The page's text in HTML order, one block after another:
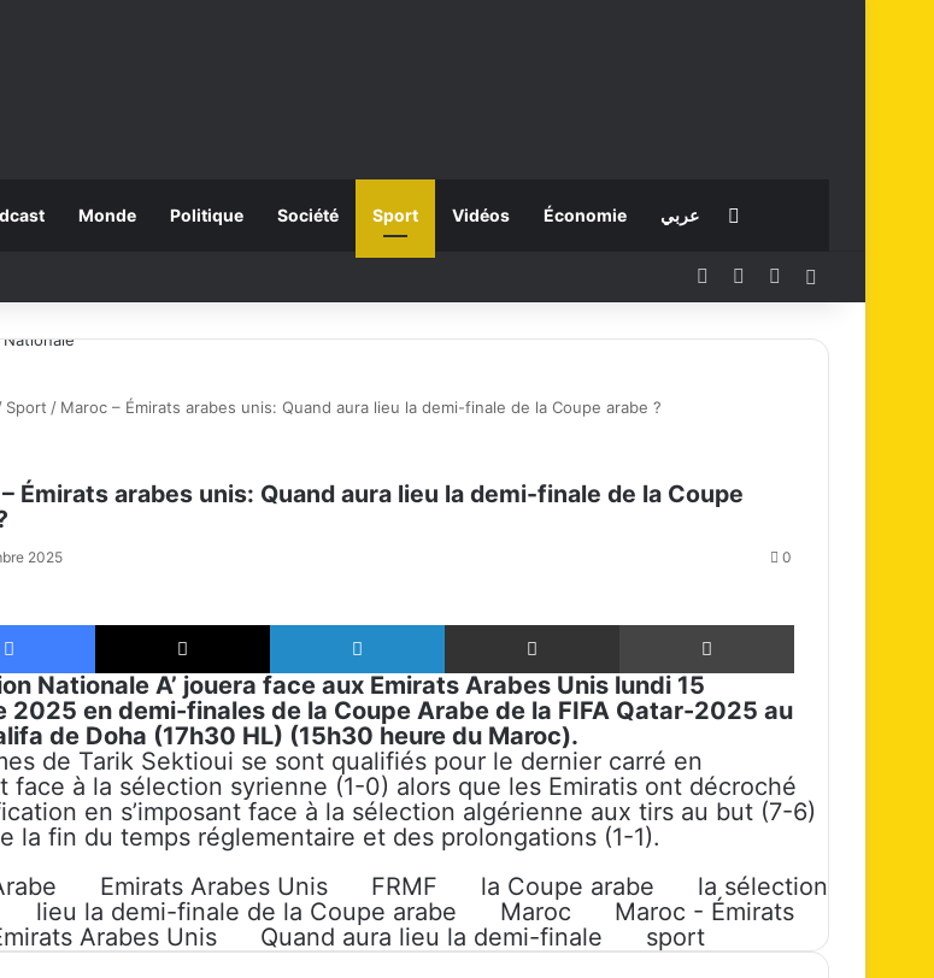
Monde Politique Société Sport Vidéos Économie عربي
Facebook Instagram
Sport / Maroc – Émirats arabes unis: Quand aura lieu la demi-finale de la Coupe arabe ?
Émirats arabes unis: Quand aura lieu la demi-finale de la Coupe
2025 0
Facebook X Linkedin Partager par email Imprimer
Nationale A’ jouera face aux Emirats Arabes Unis lundi 15
2025 en demi-finales de la Coupe Arabe de la FIFA Qatar-2025 au
de Doha (17h30 HL) (15h30 heure du Maroc).
de Tarik Sektioui se sont qualifiés pour le dernier carré en
face à la sélection syrienne (1-0) alors que les Emiratis ont décroché
en s’imposant face à la sélection algérienne aux tirs au but (7-6)
la fin du temps réglementaire et des prolongations (1-1).
Emirats Arabes Unis FRMF la Coupe arabe
la sélection
lieu la demi-finale de la Coupe arabe Maroc
Maroc - Émirats
Arabes Unis
Quand aura lieu la demi-finale sport